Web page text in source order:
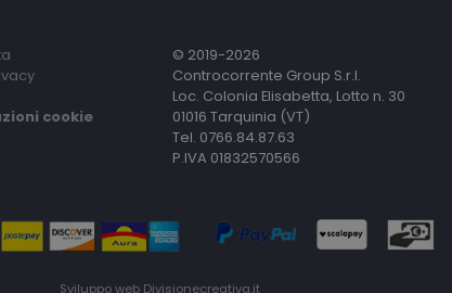
cookie
© 2019-2026
Controcorrente Group S.r.l.
Loc. Colonia Elisabetta, Lotto n. 30
01016 Tarquinia (VT)
Tel. 0766.84.87.63
P.IVA 01832570566
Sviluppo web Divisionecreativa.it